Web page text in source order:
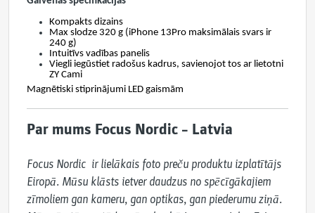
Kompakts dizains
Max slodze 320 g (iPhone 13Pro maksimālais svars ir
240 g)
Intuitīvs vadības panelis
Viegli iegūstiet radošus kadrus, savienojot tos ar lietotni
ZY Cami
Magnētiski stiprinājumi LED gaismām
Par mums Focus Nordic – Latvia
Focus Nordic  ir lielākais foto preču produktu izplatītājs
Eiropā. Mūsu klāsts ietver daudzus no spēcīgākajiem
zīmoliem gan kameru, gan optikas, gan piederumu ziņā.